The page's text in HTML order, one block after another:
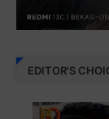
EDITOR'S